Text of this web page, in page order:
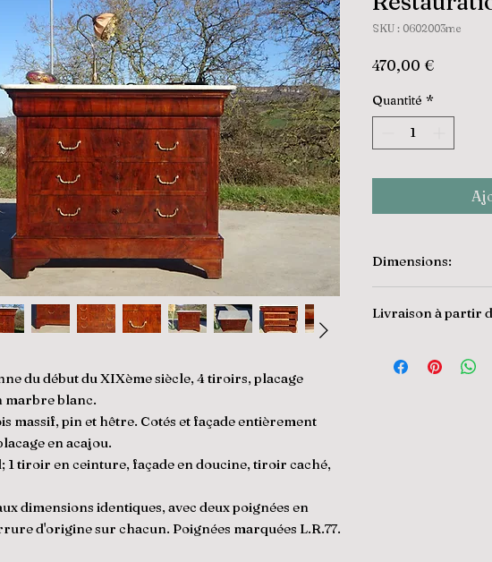
du début du XIXème siècle, 4 tiroirs, placage
marbre blanc.
massif, pin et hêtre. Cotés et façade entièrement
en acajou.
1 tiroir en ceinture, façade en doucine, tiroir caché,
dimensions identiques, avec deux poignées en
d'origine sur chacun. Poignées marquées L.R.77.
SKU : 0602003me
470,00 €Prix
Quantité *
Dimensions:
98 cm de hauteur,
Plateau; 117.5x50
Livraison à partir
Livraison dans